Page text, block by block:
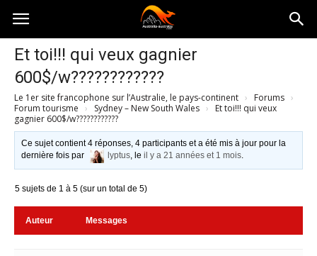
Australia-
australie.com
Et toi!!! qui veux gagnier
600$/w????????????
Le 1er site francophone sur l’Australie, le pays-continent › Forums ›
Forum tourisme › Sydney – New South Wales ›
Et toi!!! qui veux
gagnier 600$/w????????????
Ce sujet contient 4 réponses, 4 participants et a été mis à jour pour la
dernière fois par
lyptus, leil y a 21 années et 1 mois.
5 sujets de 1 à 5 (sur un total de 5)
Auteur Messages